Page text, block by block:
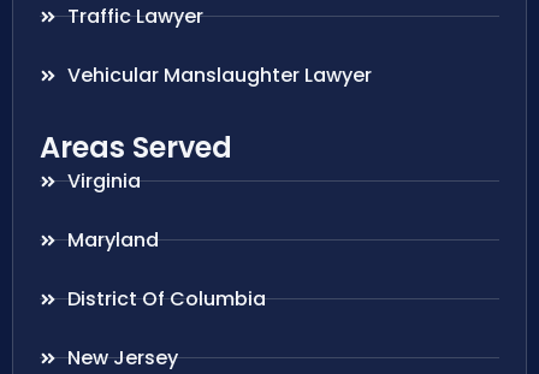
Traffic Lawyer
Vehicular Manslaughter Lawyer
Areas Served
Virginia
Maryland
District Of Columbia
New Jersey